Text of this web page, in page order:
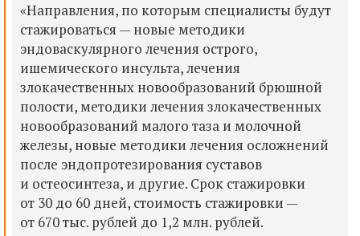
«Направления, по которым специалисты будут
стажироваться — новые методики
эндоваскулярного лечения острого,
ишемического инсульта, лечения
злокачественных новообразований брюшной
полости, методики лечения злокачественных
новообразований малого таза и молочной
железы, новые методики лечения осложнений
после эндопротезирования суставов
и остеосинтеза, и другие. Срок стажировки
от 30 до 60 дней, стоимость стажировки —
от 670 тыс. рублей до 1,2 млн. рублей.